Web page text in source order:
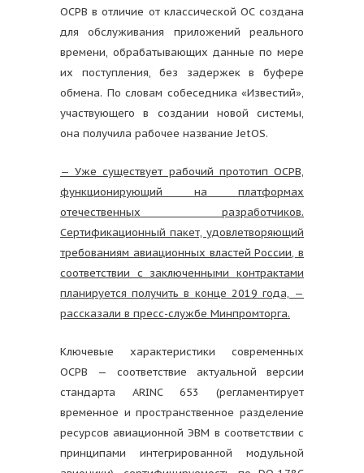
ОСРВ в отличие от классической ОС создана
для обслуживания приложений реального
времени, обрабатывающих данные по мере
их поступления, без задержек в буфере
обмена. По словам собеседника «Известий»,
участвующего в создании новой системы,
она получила рабочее название JetOS.
— Уже существует рабочий прототип ОСРВ,
функционирующий на платформах
отечественных разработчиков.
Сертификационный пакет, удовлетворяющий
требованиям авиационных властей России, в
соответствии с заключенными контрактами
планируется получить в конце 2019 года, —
рассказали в пресс-службе Минпромторга.
Ключевые характеристики современных
ОСРВ — соответствие актуальной версии
стандарта ARINC 653 (регламентирует
временное и пространственное разделение
ресурсов авиационной ЭВМ в соответствии с
принципами интегрированной модульной